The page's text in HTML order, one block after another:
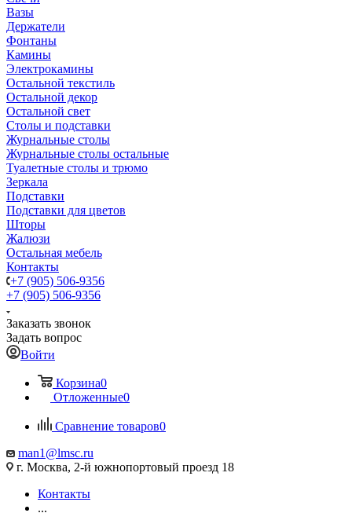
Вазы
Держатели
Фонтаны
Камины
Электрокамины
Остальной текстиль
Остальной декор
Остальной свет
Столы и подставки
Журнальные столы
Журнальные столы остальные
Туалетные столы и трюмо
Зеркала
Подставки
Подставки для цветов
Шторы
Жалюзи
Остальная мебель
Контакты
+7 (905) 506-9356
+7 (905) 506-9356
Заказать звонок
Задать вопрос
Войти
Корзина0
Отложенные0
Сравнение товаров0
man1@lmsc.ru
г. Москва, 2-й южнопортовый проезд 18
Контакты
...